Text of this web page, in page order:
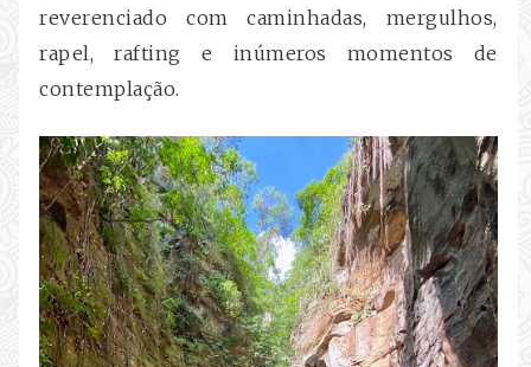
reverenciado com caminhadas, mergulhos,
rapel, rafting e inúmeros momentos de
contemplação.